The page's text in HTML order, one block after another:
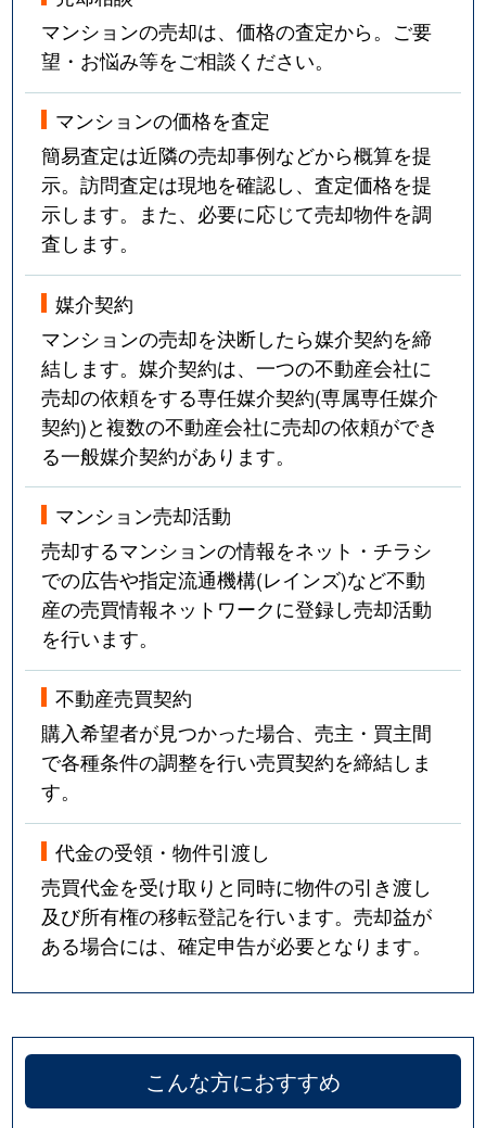
3,600万円
吹上(愛知)
富士見台
3,100万円
富士見台
1,500万円
富士見台
3,800万円
自由ケ丘(愛知)
富士見台
4,000万円
自由ケ丘(愛知)
富士見台
3,800万円
自由ケ丘(愛知)
富士見台
3,500万円
自由ケ丘(愛知)
法王町
9,000万円
覚王山
法王町
5,200万円
覚王山
法王町
12,000万円
覚王山
豊年町
4,100万円
千種
星が丘山手
5,400万円
星ケ丘(愛知)
星が丘山手
星が丘山手
穂波町
4,200万円
覚王山
穂波町
丸山町
3,500万円
御影町
2,700万円
茶屋ケ坂
四谷通
6,000万円
名古屋大学
若水
1,900万円
池下
若水
2,300万円 池下
マンションの売却は、価格の査定から。ご要
望・お悩み等をご相談ください。
マンションの価格を査定
簡易査定は近隣の売却事例などから概算を提
示。訪問査定は現地を確認し、査定価格を提
示します。また、必要に応じて売却物件を調
査します。
媒介契約
マンションの売却を決断したら媒介契約を締
結します。媒介契約は、一つの不動産会社に
売却の依頼をする専任媒介契約(専属専任媒介
契約)と複数の不動産会社に売却の依頼ができ
る一般媒介契約があります。
マンション売却活動
売却するマンションの情報をネット・チラシ
での広告や指定流通機構(レインズ)など不動
産の売買情報ネットワークに登録し売却活動
を行います。
不動産売買契約
購入希望者が見つかった場合、売主・買主間
で各種条件の調整を行い売買契約を締結しま
す。
代金の受領・物件引渡し
売買代金を受け取りと同時に物件の引き渡し
及び所有権の移転登記を行います。売却益が
ある場合には、確定申告が必要となります。
こんな方におすすめ